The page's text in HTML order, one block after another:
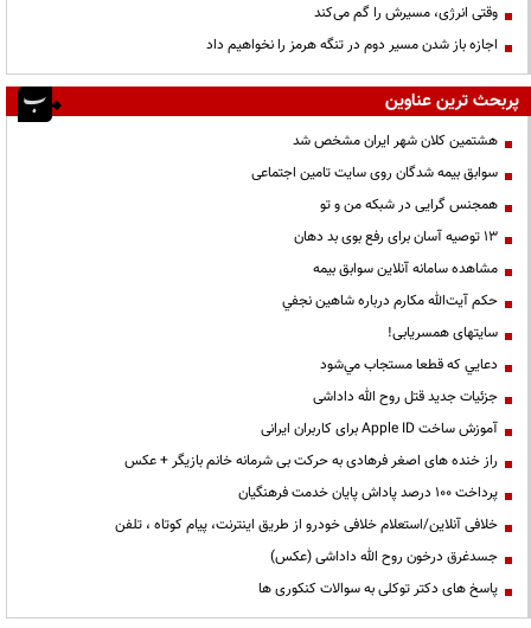
وقتی انرژی، مسیرش را گم می‌کند
اجازه باز شدن مسیر دوم در تنگه هرمز را نخواهیم داد
پربحث ترین عناوین
هشتمین کلان شهر ایران مشخص شد
سوابق بیمه شدگان روی سایت تامین اجتماعی
همجنس گرایی در شبکه من و تو
13 توصیه آسان برای رفع بوی بد دهان
مشاهده سامانه آنلاين سوابق بیمه
حكم آيت‌الله مكارم درباره شاهين نجفي
سایتهای همسریابی!
دعايي كه قطعا مستجاب مي‌شود
جزئیات جدید قتل روح الله داداشی
آموزش ساخت Apple ID برای کاربران ایرانی
راز خنده های اصغر فرهادی به حرکت بی شرمانه خانم بازیگر + عکس
پرداخت ۱۰۰ درصد پاداش پایان خدمت فرهنگیان
خلافی آنلاین/استعلام خلافی خودرو از طریق اینترنت، پیام کوتاه ، تلفن
جسدغرق درخون روح الله داداشی (عکس)
پاسخ های دکتر توکلی به سوالات کنکوری ها